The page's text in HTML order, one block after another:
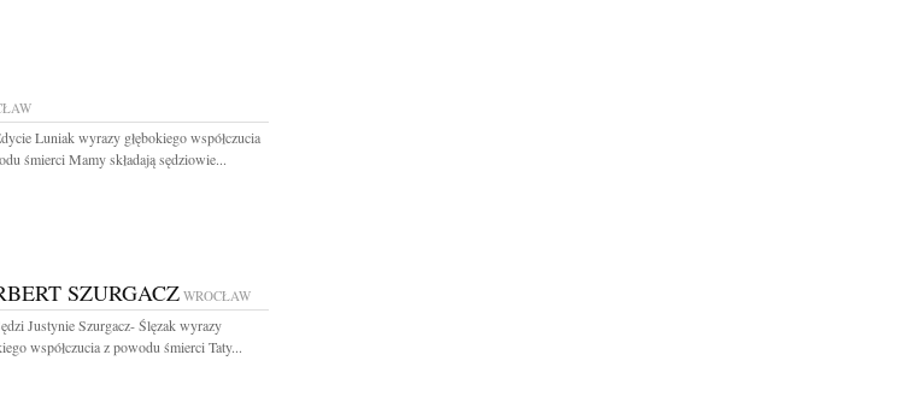
Luniak wyrazy głębokiego współczucia
śmierci Mamy składają sędziowie...
SZURGACZ WROCŁAW
Justynie Szurgacz- Ślęzak wyrazy
współczucia z powodu śmierci Taty...